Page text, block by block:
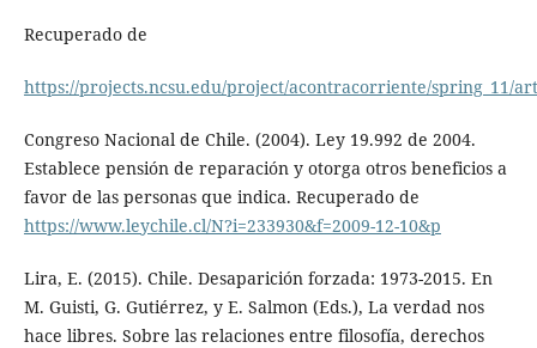
Recuperado de
https://projects.ncsu.edu/project/acontracorriente/spring_11/
Congreso Nacional de Chile. (2004). Ley 19.992 de 2004.
Establece pensión de reparación y otorga otros beneficios a
favor de las personas que indica. Recuperado de
https://www.leychile.cl/N?i=233930&f=2009-12-10&p
Lira, E. (2015). Chile. Desaparición forzada: 1973-2015. En
M. Guisti, G. Gutiérrez, y E. Salmon (Eds.), La verdad nos
hace libres. Sobre las relaciones entre filosofía, derechos